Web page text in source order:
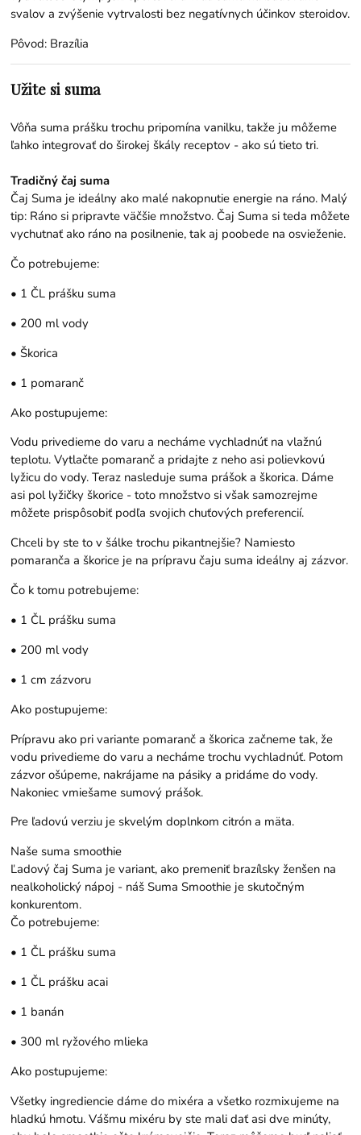
svalov a zvýšenie vytrvalosti bez negatívnych účinkov steroidov.
Pôvod: Brazília
Užite si suma
Vôňa suma prášku trochu pripomína vanilku, takže ju môžeme
ľahko integrovať do širokej škály receptov - ako sú tieto tri.
Tradičný čaj suma
Čaj Suma je ideálny ako malé nakopnutie energie na ráno. Malý
tip: Ráno si pripravte väčšie množstvo. Čaj Suma si teda môžete
vychutnať ako ráno na posilnenie, tak aj poobede na osvieženie.
Čo potrebujeme:
• 1 ČL prášku suma
• 200 ml vody
• Škorica
• 1 pomaranč
Ako postupujeme:
Vodu privedieme do varu a necháme vychladnúť na vlažnú
teplotu. Vytlačte pomaranč a pridajte z neho asi polievkovú
lyžicu do vody. Teraz nasleduje suma prášok a škorica. Dáme
asi pol lyžičky škorice - toto množstvo si však samozrejme
môžete prispôsobiť podľa svojich chuťových preferencií.
Chceli by ste to v šálke trochu pikantnejšie? Namiesto
pomaranča a škorice je na prípravu čaju suma ideálny aj zázvor.
Čo k tomu potrebujeme:
• 1 ČL prášku suma
• 200 ml vody
• 1 cm zázvoru
Ako postupujeme:
Prípravu ako pri variante pomaranč a škorica začneme tak, že
vodu privedieme do varu a necháme trochu vychladnúť. Potom
zázvor ošúpeme, nakrájame na pásiky a pridáme do vody.
Nakoniec vmiešame sumový prášok.
Pre ľadovú verziu je skvelým doplnkom citrón a mäta.
Naše suma smoothie
Ľadový čaj Suma je variant, ako premeniť brazílsky ženšen na
nealkoholický nápoj - náš Suma Smoothie je skutočným
konkurentom.
Čo potrebujeme:
• 1 ČL prášku suma
• 1 ČL prášku acai
• 1 banán
• 300 ml ryžového mlieka
Ako postupujeme:
Všetky ingrediencie dáme do mixéra a všetko rozmixujeme na
hladkú hmotu. Vášmu mixéru by ste mali dať asi dve minúty,